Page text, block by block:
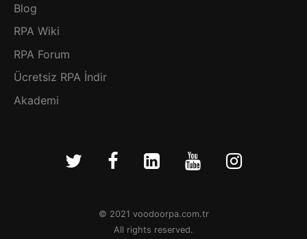
Blog
RPA Wiki
RPA Forum
Ücretsiz RPA İndir
Akademi
© 2021 voodoorpa.com.tr
All rights reserved.